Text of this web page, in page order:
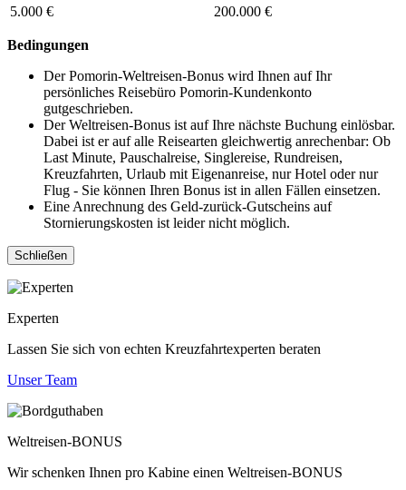
5.000 €
200.000 €
Bedingungen
Der Pomorin-Weltreisen-Bonus wird Ihnen auf Ihr
persönliches Reisebüro Pomorin-Kundenkonto
gutgeschrieben.
Der Weltreisen-Bonus ist auf Ihre nächste Buchung einlösbar.
Dabei ist er auf alle Reisearten gleichwertig anrechenbar: Ob
Last Minute, Pauschalreise, Singlereise, Rundreisen,
Kreuzfahrten, Urlaub mit Eigenanreise, nur Hotel oder nur
Flug - Sie können Ihren Bonus ist in allen Fällen einsetzen.
Eine Anrechnung des Geld-zurück-Gutscheins auf
Stornierungskosten ist leider nicht möglich.
Schließen
Experten
Lassen Sie sich von echten Kreuzfahrtexperten beraten
Unser Team
Weltreisen-BONUS
Wir schenken Ihnen pro Kabine einen Weltreisen-BONUS